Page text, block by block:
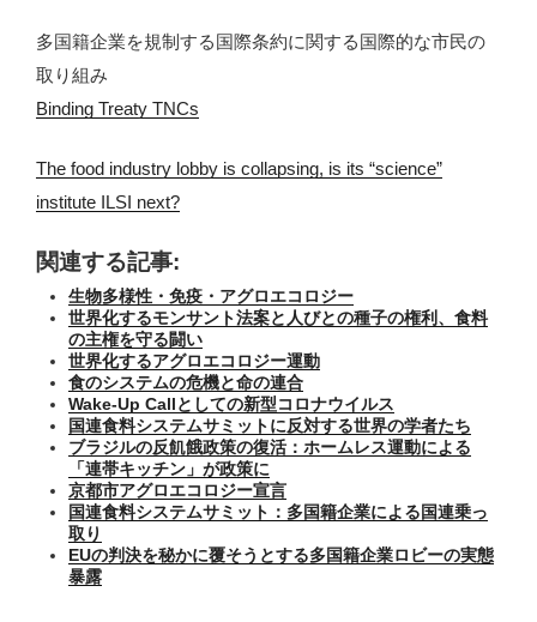
多国籍企業を規制する国際条約に関する国際的な市民の
取り組み
Binding Treaty TNCs
The food industry lobby is collapsing, is its “science”
institute ILSI next?
関連する記事:
生物多様性・免疫・アグロエコロジー
世界化するモンサント法案と人びとの種子の権利、食料
の主権を守る闘い
世界化するアグロエコロジー運動
食のシステムの危機と命の連合
Wake-Up Callとしての新型コロナウイルス
国連食料システムサミットに反対する世界の学者たち
ブラジルの反飢餓政策の復活：ホームレス運動による
「連帯キッチン」が政策に
京都市アグロエコロジー宣言
国連食料システムサミット：多国籍企業による国連乗っ
取り
EUの判決を秘かに覆そうとする多国籍企業ロビーの実態
暴露